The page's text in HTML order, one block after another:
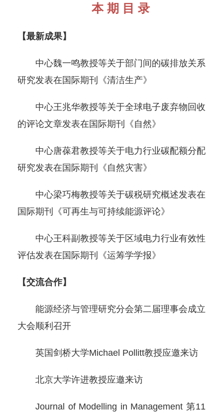
本 期 目 录
【最新成果】
中心魏一鸣教授等关于部门间的碳排放关系
研究发表在国际期刊《清洁生产》
中心王兆华教授等关于全球电子废弃物回收
的评论文章发表在国际期刊《自然》
中心唐葆君教授等关于电力行业碳配额分配
研究发表在国际期刊《自然灾害》
中心梁巧梅教授等关于碳税研究概述发表在
国际期刊《可再生与可持续能源评论》
中心王科副教授等关于区域电力行业有效性
评估发表在国际期刊《运筹学学报》
【交流合作】
能源经济与管理研究分会第二届理事会成立
大会顺利召开
英国剑桥大学Michael Pollitt教授应邀来访
北京大学许进教授应邀来访
Journal of Modelling in Management 第11